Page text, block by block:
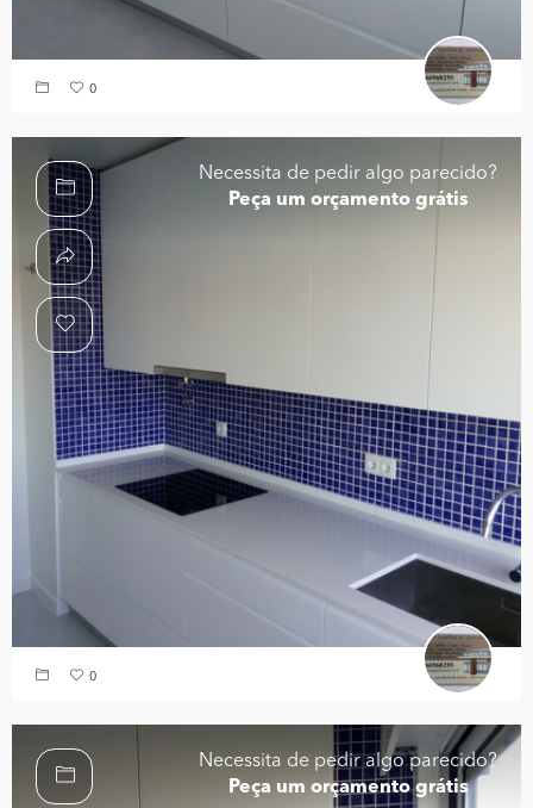
0
Necessita de pedir algo parecido?
Peça um orçamento grátis
0
Necessita de pedir algo parecido?
Peça um orçamento grátis